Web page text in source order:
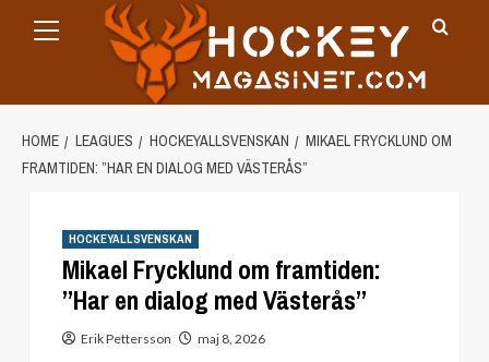
Menu
HOME LEAGUES HOCKEYALLSVENSKAN
MIKAEL FRYCKLUND OM
FRAMTIDEN: ”HAR EN DIALOG MED VÄSTERÅS”
HOCKEYALLSVENSKAN
Mikael Frycklund om framtiden:
”Har en dialog med Västerås”
Erik Pettersson maj 8, 2026